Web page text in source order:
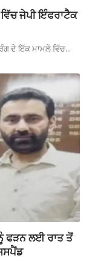
ਵਿੱਚ ਜੇਪੀ ਇੰਫਰਾਟੈਕ
ਦੇ ਇੱਕ ਮਾਮਲੇ ਵਿੱਚ…
ਫੜਨ ਲਈ ਰਾਤ ਤੋਂ